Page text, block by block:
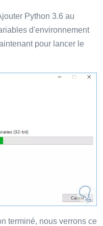
Python 3.6 au
d'environnement
pour lancer le
terminé, nous verrons ce